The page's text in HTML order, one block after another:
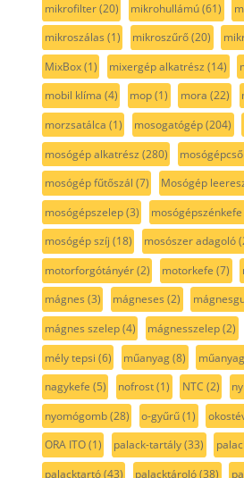
mikrofilter(20) mikrohullámú(61)
mikroszálas (1) mikroszűrő(20)
MixBox(1) mixergép alkatrész (14)
mobil klíma (4) mop(1) mora (22)
morzsatálca (1) mosogatógép(204)
mosógép alkatrész (280) mosógépcső
mosógép fűtőszál (7) Mosógép
mosógépszelep(3) mosógépszénkefe
mosógép szíj (18) mosószer adagoló
motorforgótányér(2) motorkefe (7)
mágnes (3) mágneses (2)
mágnes szelep(4) mágnesszelep(2)
mély tepsi (6) műanyag(8)
nagykefe (5) nofrost(1) NTC (2)
nyomógomb(28) o-gyűrű(1)
ORA ITO(1) palack-tartály(33)
palacktartó(43) palacktároló(38)